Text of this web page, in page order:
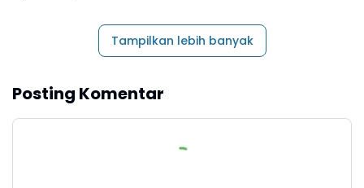
Tampilkan lebih banyak
Posting Komentar